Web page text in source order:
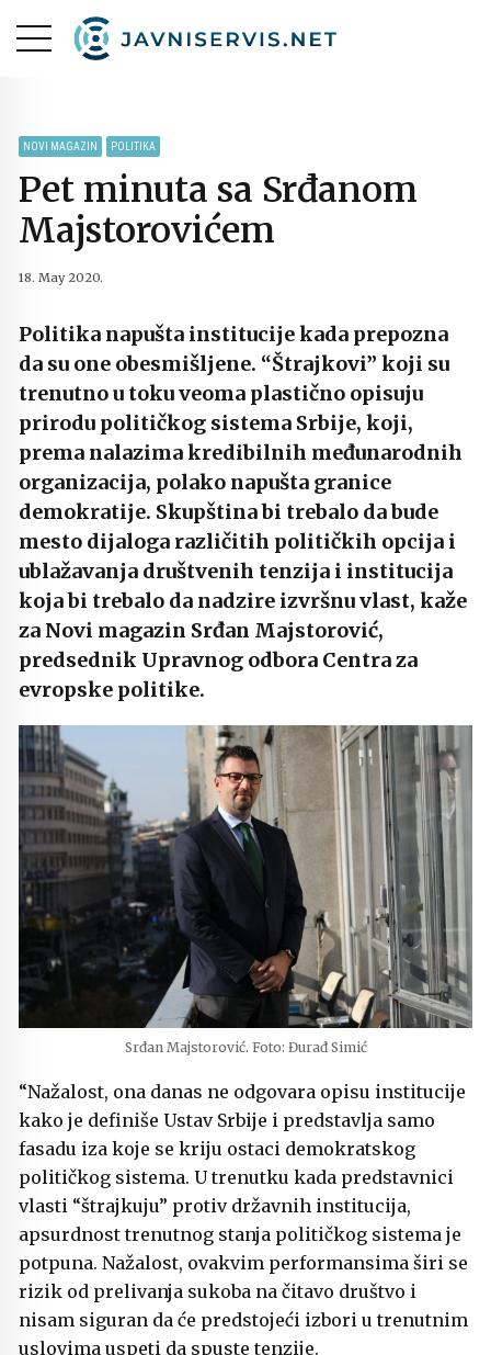
NOVI MAGAZIN POLITIKA
Pet minuta sa Srđanom
Majstorovićem
18. May 2020.
Politika napušta institucije kada prepozna
da su one obesmišljene. “Štrajkovi” koji su
trenutno u toku veoma plastično opisuju
prirodu političkog sistema Srbije, koji,
prema nalazima kredibilnih međunarodnih
organizacija, polako napušta granice
demokratije. Skupština bi trebalo da bude
mesto dijaloga različitih političkih opcija i
ublažavanja društvenih tenzija i institucija
koja bi trebalo da nadzire izvršnu vlast, kaže
za Novi magazin Srđan Majstorović,
predsednik Upravnog odbora Centra za
evropske politike.
Srđan Majstorović. Foto: Đurađ Simić
“Nažalost, ona danas ne odgovara opisu institucije
kako je definiše Ustav Srbije i predstavlja samo
fasadu iza koje se kriju ostaci demokratskog
političkog sistema. U trenutku kada predstavnici
vlasti “štrajkuju” protiv državnih institucija,
apsurdnost trenutnog stanja političkog sistema je
potpuna. Nažalost, ovakvim performansima širi se
rizik od prelivanja sukoba na čitavo društvo i
nisam siguran da će predstojeći izbori u trenutnim
uslovima uspeti da spuste tenzije.